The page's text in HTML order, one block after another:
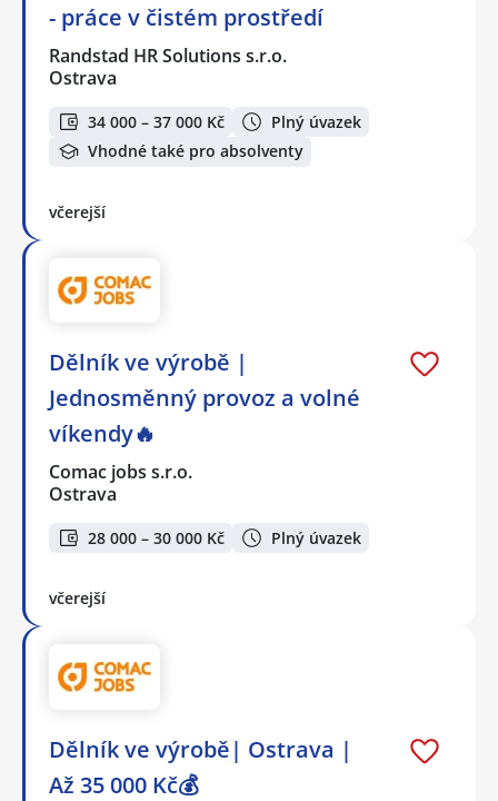
- práce v čistém prostředí
Randstad HR Solutions s.r.o.
Ostrava
34 000 – 37 000 Kč
Plný úvazek
Vhodné také pro absolventy
včerejší
Dělník ve výrobě |
Jednosměnný provoz a volné
víkendy🔥
Comac jobs s.r.o.
Ostrava
28 000 – 30 000 Kč Plný úvazek
včerejší
Dělník ve výrobě| Ostrava |
Až 35 000 Kč💰